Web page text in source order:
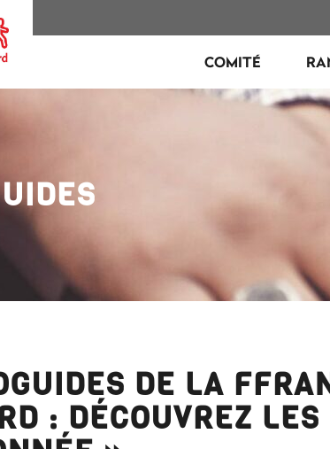
COMITÉ
DE LA
: DÉCOUVREZ